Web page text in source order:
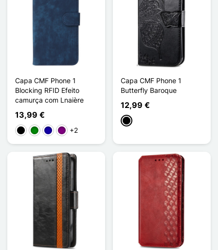
Capa CMF Phone 1
Blocking RFID Efeito
camurça com Lnaière
13,99 €
PretoVerdeAzul Escuro
Púrpura
+2
Capa CMF Phone 1
Butterfly Baroque
12,99 €
Preto